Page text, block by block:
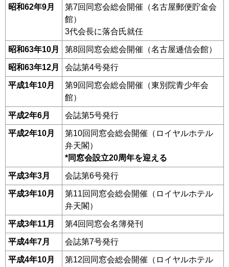
昭和62年9月
第7回同窓会総会開催（名古屋郵便貯金会
館）
3代会長に落合氏就任
昭和63年10月 第8回同窓会総会開催（名古屋逓信会館）
昭和63年12月 会誌第4号発行
平成1年10月
第9回同窓会総会開催（東別院青少年会
館）
平成2年6月 会誌第5号発行
平成2年10月
第10回同窓会総会開催（ロイヤルホテル
弁天閣）
*同窓会設立20周年を迎える
平成3年3月 会誌第6号発行
平成3年10月
第11回同窓会総会開催（ロイヤルホテル
弁天閣）
平成3年11月 第4回同窓会名簿発刊
平成4年7月 会誌第7号発行
平成4年10月
第12回同窓会総会開催（ロイヤルホテル